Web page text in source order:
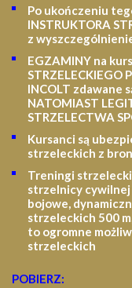
Po ukończeniu
INSTRUKTORA
z
EGZAMINY na
STRZELECKIEGO
INCOLT zdawane
NATOMIAST
STRZELECTWA
Kursanci są
strzeleckich z
Treningi
strzelnicy cywilnej
bojowe,
strzeleckich 500
to ogromne
strzeleckich
POBIERZ: